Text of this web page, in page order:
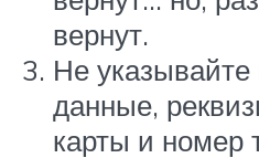
вернут.
Не
данные,
карты и номер